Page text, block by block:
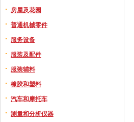
房屋及花园
普通机械零件
服务设备
服装及配件
服装辅料
橡胶和塑料
汽车和摩托车
测量和分析仪器